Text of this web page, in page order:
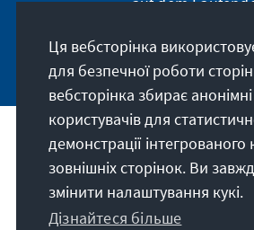
Jetzt
Наше покликання
Контакт
Ця вебсторінка
для безпечної роботи
вебсторінка збирає
користувачів для
демонстрації інтегрованого
зовнішніх сторінок. Ви
змінити налаштування кукі.
Дізнайтеся більше